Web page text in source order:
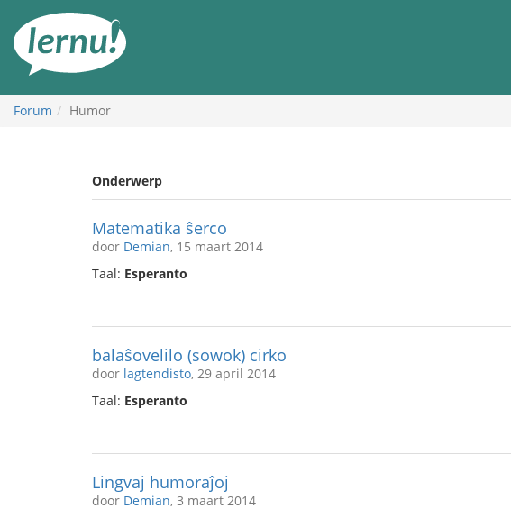
inhoud
Forum Humor
Onderwerp
Matematika ŝerco
door Demian, 15 maart 2014
Taal: Esperanto
balaŝovelilo (sowok) cirko
door lagtendisto, 29 april 2014
Taal: Esperanto
Lingvaj humoraĵoj
door Demian, 3 maart 2014